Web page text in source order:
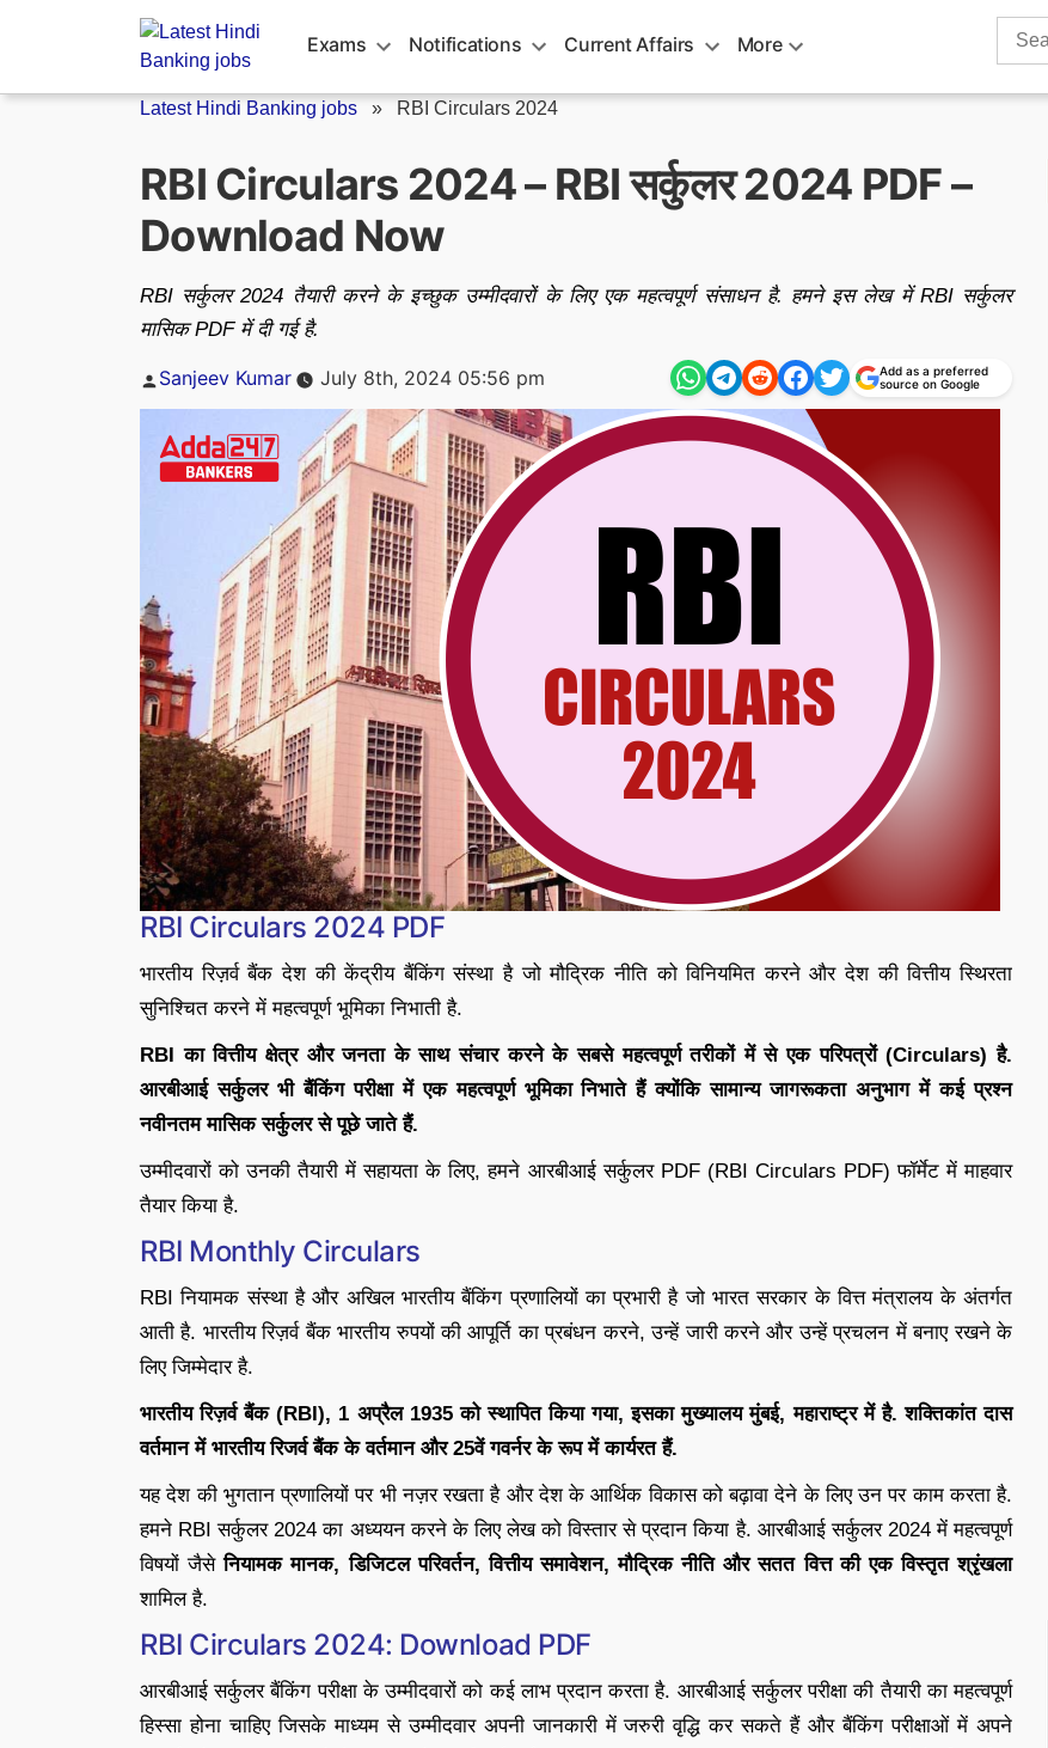
Exams Notifications Current Affairs More
Search
Latest Hindi Banking jobs » RBI Circulars 2024
RBI Circulars 2024 – RBI सर्कुलर 2024 PDF –
Download Now
RBI सर्कुलर 2024 तैयारी करने के इच्छुक उम्मीदवारों के लिए एक महत्वपूर्ण संसाधन है. हमने इस लेख में RBI सर्कुलर
मासिक PDF में दी गई है.
Posted
Sanjeev Kumar July 8th, 2024 05:56 pm
Add as a preferred
source on Google
RBI Circulars 2024 PDF
भारतीय रिज़र्व बैंक देश की केंद्रीय बैंकिंग संस्था है जो मौद्रिक नीति को विनियमित करने और देश की वित्तीय स्थिरता
सुनिश्चित करने में महत्वपूर्ण भूमिका निभाती है.
RBI का वित्तीय क्षेत्र और जनता के साथ संचार करने के सबसे महत्वपूर्ण तरीकों में से एक परिपत्रों (Circulars) है.
आरबीआई सर्कुलर भी बैंकिंग परीक्षा में एक महत्वपूर्ण भूमिका निभाते हैं क्योंकि सामान्य जागरूकता अनुभाग में कई प्रश्न
नवीनतम मासिक सर्कुलर से पूछे जाते हैं.
उम्मीदवारों को उनकी तैयारी में सहायता के लिए, हमने आरबीआई सर्कुलर PDF (RBI Circulars PDF) फॉर्मेट में माहवार
तैयार किया है.
RBI Monthly Circulars
RBI नियामक संस्था है और अखिल भारतीय बैंकिंग प्रणालियों का प्रभारी है जो भारत सरकार के वित्त मंत्रालय के अंतर्गत
आती है. भारतीय रिज़र्व बैंक भारतीय रुपयों की आपूर्ति का प्रबंधन करने, उन्हें जारी करने और उन्हें प्रचलन में बनाए रखने के
लिए जिम्मेदार है.
भारतीय रिज़र्व बैंक (RBI), 1 अप्रैल 1935 को स्थापित किया गया, इसका मुख्यालय मुंबई, महाराष्ट्र में है. शक्तिकांत दास
वर्तमान में भारतीय रिजर्व बैंक के वर्तमान और 25वें गवर्नर के रूप में कार्यरत हैं.
यह देश की भुगतान प्रणालियों पर भी नज़र रखता है और देश के आर्थिक विकास को बढ़ावा देने के लिए उन पर काम करता है.
हमने RBI सर्कुलर 2024 का अध्ययन करने के लिए लेख को विस्तार से प्रदान किया है. आरबीआई सर्कुलर 2024 में महत्वपूर्ण
विषयों जैसेनियामक मानक, डिजिटल परिवर्तन, वित्तीय समावेशन, मौद्रिक नीति और सतत वित्त की एक विस्तृत श्रृंखला
शामिल है.
RBI Circulars 2024: Download PDF
आरबीआई सर्कुलर बैंकिंग परीक्षा के उम्मीदवारों को कई लाभ प्रदान करता है. आरबीआई सर्कुलर परीक्षा की तैयारी का महत्वपूर्ण
हिस्सा होना चाहिए जिसके माध्यम से उम्मीदवार अपनी जानकारी में जरुरी वृद्धि कर सकते हैं और बैंकिंग परीक्षाओं में अपने